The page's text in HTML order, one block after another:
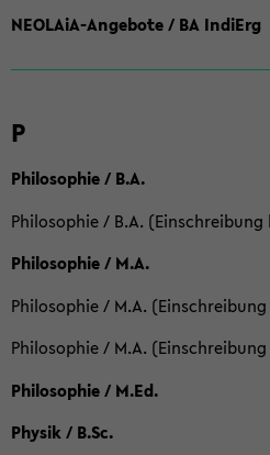
NEOLAiA-Angebote / BA IndiErg
P
Philosophie / B.A.
Philosophie / B.A. (Einschreibung
Philosophie / M.A.
Philosophie / M.A. (Einschreibung
Philosophie / M.A.
Philosophie / M.Ed.
Physik / B.Sc.